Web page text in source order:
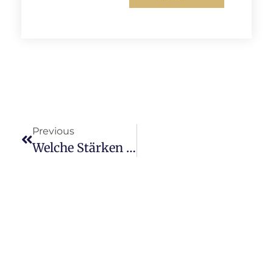
Previous
Welche Stärken Und Materialaufbauten Gibt Es Bei Aluverbundplatten?